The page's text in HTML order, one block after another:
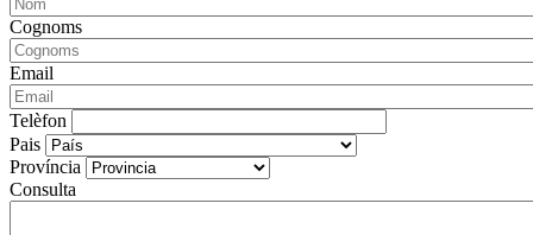
Cognoms
Email
Telèfon
Pais
Província
Consulta